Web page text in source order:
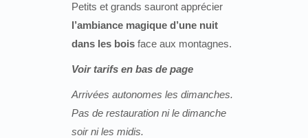
Petits et grands sauront apprécier
l’ambiance magique d’une nuit
dans les bois face aux montagnes.
Voir tarifs en bas de page
Arrivées autonomes les dimanches.
Pas de restauration ni le dimanche
soir ni les midis.